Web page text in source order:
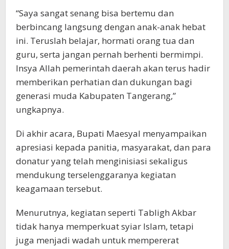
“Saya sangat senang bisa bertemu dan
berbincang langsung dengan anak-anak hebat
ini. Teruslah belajar, hormati orang tua dan
guru, serta jangan pernah berhenti bermimpi.
Insya Allah pemerintah daerah akan terus hadir
memberikan perhatian dan dukungan bagi
generasi muda Kabupaten Tangerang,”
ungkapnya.
Di akhir acara, Bupati Maesyal menyampaikan
apresiasi kepada panitia, masyarakat, dan para
donatur yang telah menginisiasi sekaligus
mendukung terselenggaranya kegiatan
keagamaan tersebut.
Menurutnya, kegiatan seperti Tabligh Akbar
tidak hanya memperkuat syiar Islam, tetapi
juga menjadi wadah untuk mempererat